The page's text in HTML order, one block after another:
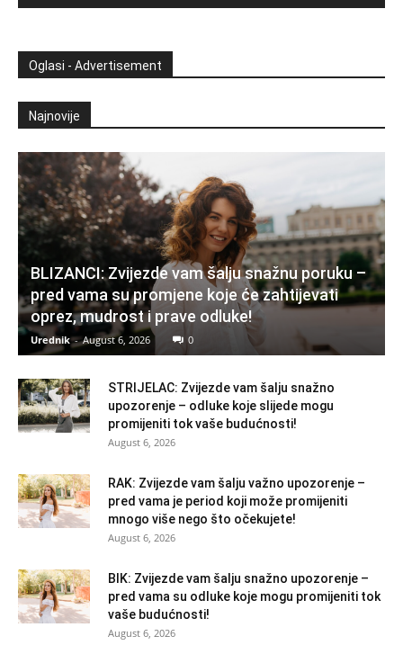
Oglasi - Advertisement
Najnovije
BLIZANCI: Zvijezde vam šalju snažnu poruku –
pred vama su promjene koje će zahtijevati
oprez, mudrost i prave odluke!
Urednik - August 6, 2026 0
STRIJELAC: Zvijezde vam šalju snažno
upozorenje – odluke koje slijede mogu
promijeniti tok vaše budućnosti!
August 6, 2026
RAK: Zvijezde vam šalju važno upozorenje –
pred vama je period koji može promijeniti
mnogo više nego što očekujete!
August 6, 2026
BIK: Zvijezde vam šalju snažno upozorenje –
pred vama su odluke koje mogu promijeniti tok
vaše budućnosti!
August 6, 2026